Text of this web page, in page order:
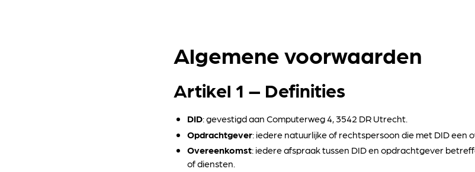
Algemene voorwaarden
Artikel 1 – Definities
DID: gevestigd aan Computerweg 4, 3542 DR Utrecht.
Opdrachtgever: iedere natuurlijke of rechtspersoon die met DID een
Overeenkomst: iedere afspraak tussen DID en opdrachtgever
of diensten.